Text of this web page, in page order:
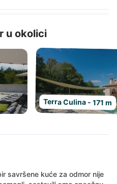
u okolici
Terra Culina - 171 m
savršene kuće za odmor nije